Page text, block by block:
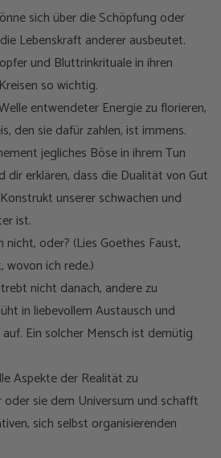
sich über die Schöpfung oder
Lebenskraft anderer ausbeutet.
und Bluttrinkrituale in ihren
so wichtig.
entwendeter Energie zu florieren,
den sie dafür zahlen, ist immens.
jegliches Böse in ihrem Tun
dir erklären, dass die Dualität von Gut
unserer schwachen und
ist.
oder? (Lies Goethes Faust,
wovon ich rede.)
nicht danach, andere zu
in liebevollem Austausch und
Ein solcher Mensch ist demütig
Aspekte der Realität zu
sie dem Universum und schafft
sich selbst organisierenden